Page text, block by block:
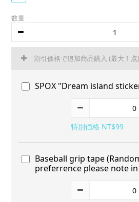
数量
割引価格で追加商品購入 (最大 1 点)
SPOX "Dream island
特別価格 NT$99
Baseball grip tape
preferrence please note